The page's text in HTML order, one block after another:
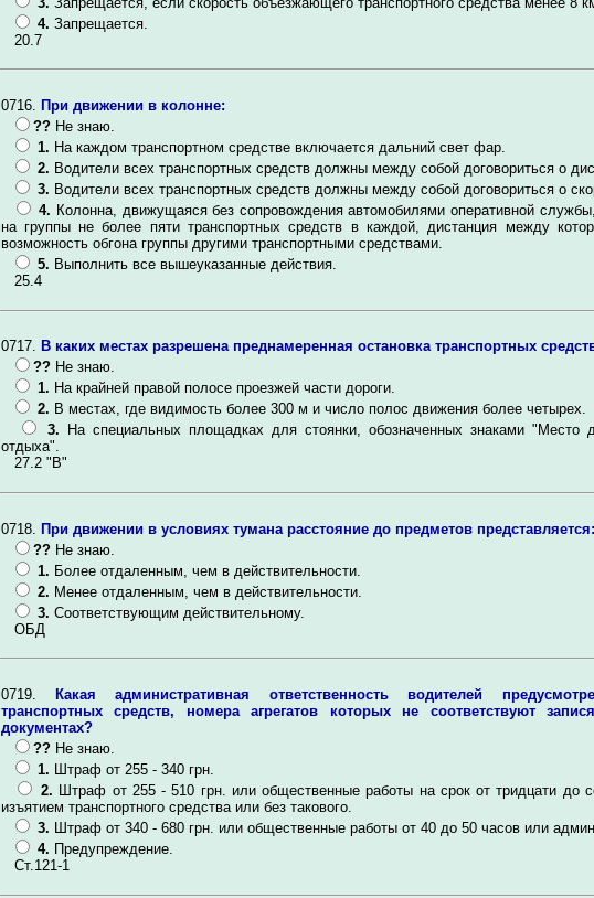
4. Запрещается.
20.7
0716. При движении в колонне:
?? Не знаю.
1. На каждом транспортном средстве включается дальний свет фар.
2. Водители всех транспортных средств должны между собой договориться о
3. Водители всех транспортных средств должны между собой договориться о
4. Колонна, движущаяся без сопровождения автомобилями оперативной
на группы не более пяти транспортных средств в каждой, дистанция между
возможность обгона группы другими транспортными средствами.
5. Выполнить все вышеуказанные действия.
25.4
0717. В каких местах разрешена преднамеренная остановка транспортных
?? Не знаю.
1. На крайней правой полосе проезжей части дороги.
2. В местах, где видимость более 300 м и число полос движения более четырех.
3.
На специальных площадках для стоянки, обозначенных знаками "Место
отдыха".
27.2 "В"
0718. При движении в условиях тумана расстояние до предметов представляется:
?? Не знаю.
1. Более отдаленным, чем в действительности.
2. Менее отдаленным, чем в действительности.
3. Соответствующим действительному.
ОБД
0719.
Какая административная ответственность водителей
транспортных средств, номера агрегатов которых не соответствуют
документах?
?? Не знаю.
1.
Штраф от 255 - 340 грн.
2.
Штраф от 255 - 510 грн. или общественные работы на срок от тридцати до
изъятием транспортного средства или без такового.
3.
Штраф от 340 - 680 грн. или общественные работы от 40 до 50 часов или
4. Предупреждение.
Ст.121-1